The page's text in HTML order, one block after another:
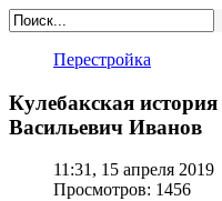
Перестройка
Кулебакская
Васильевич Иванов
11:31, 15 апреля 2019
Просмотров: 1456